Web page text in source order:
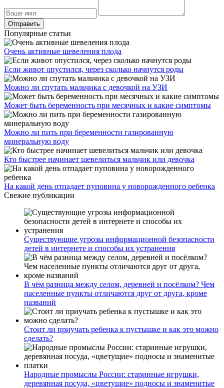
Популярные статьи
Очень активные шевеления плода
Если живот опустился, через сколько начнутся роды
Можно ли спутать мальчика с девочкой на УЗИ
Может быть беременность при месячных и какие симптомы
Можно ли пить при беременности газированную
минеральную воду
Кто быстрее начинает шевелиться мальчик или девочка
На какой день отпадает пуповина у новорожденного ребенка
Свежие публикации
Существующие угрозы информационной безопасности
детей в интернете и способы их устранения
В чём разница между селом, деревней и посёлком? Чем
населенные пункты отличаются друг от друга, кроме
названий
Стоит ли приучать ребенка к пустышке и как это можно
сделать?
Народные промыслы России: старинные игрушки,
деревянная посуда, «цветущие» подносы и знаменитые